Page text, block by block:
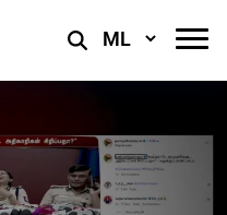
Select